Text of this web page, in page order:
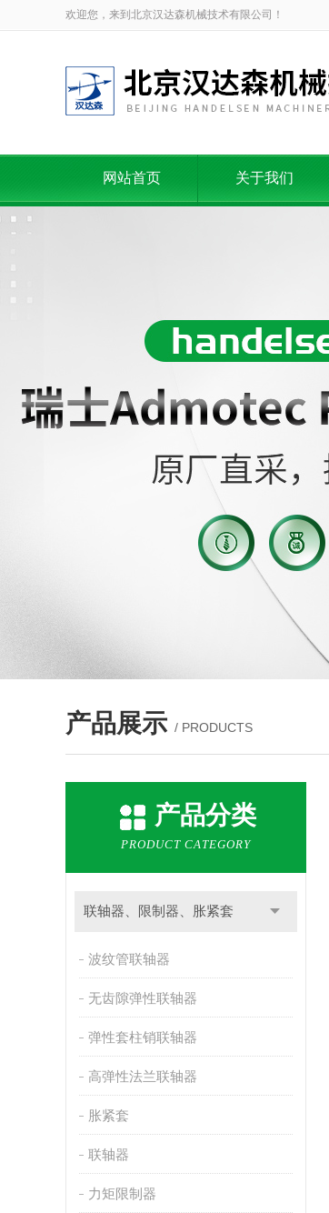
欢迎您，来到北京汉达森机械技术有限公司！
网站首页 关于我们
产品展示 / PRODUCTS
产品分类
PRODUCT CATEGORY
联轴器、限制器、胀紧套
波纹管联轴器
无齿隙弹性联轴器
弹性套柱销联轴器
高弹性法兰联轴器
胀紧套
联轴器
力矩限制器